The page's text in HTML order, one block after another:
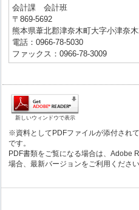
会計課 会計班
〒869-5692
熊本県葦北郡津奈木町大字小津奈
電話：0966-78-5030
ファックス：0966-78-3009
新しいウィンドウで表示
※資料としてPDFファイルが添付され
です。
PDF書類をご覧になる場合は、Adobe
場合、最新バージョンをご利用ください